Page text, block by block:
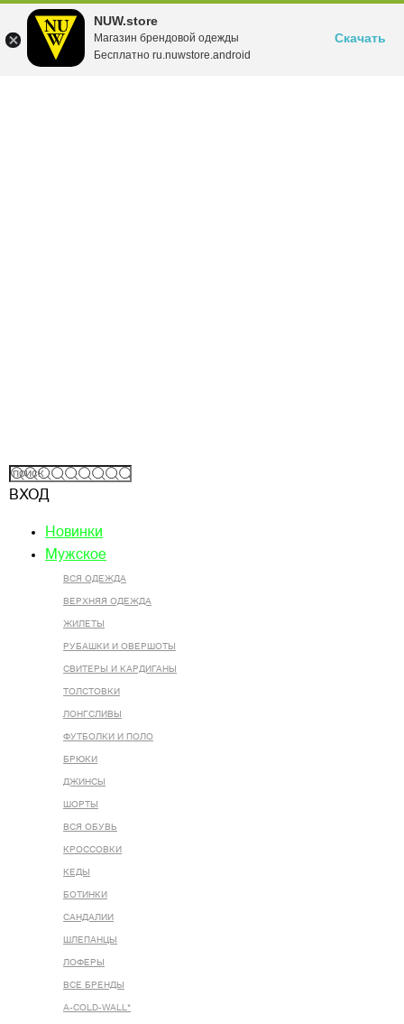
NUW.store
Магазин брендовой одежды
Бесплатно ru.nuwstore.android
Скачать
ВХОД
Новинки
Мужское
ВСЯ ОДЕЖДА
ВЕРХНЯЯ ОДЕЖДА
ЖИЛЕТЫ
РУБАШКИ И ОВЕРШОТЫ
СВИТЕРЫ И КАРДИГАНЫ
ТОЛСТОВКИ
ЛОНГСЛИВЫ
ФУТБОЛКИ И ПОЛО
БРЮКИ
ДЖИНСЫ
ШОРТЫ
ВСЯ ОБУВЬ
КРОССОВКИ
КЕДЫ
БОТИНКИ
САНДАЛИИ
ШЛЕПАНЦЫ
ЛОФЕРЫ
ВСЕ БРЕНДЫ
A-COLD-WALL*